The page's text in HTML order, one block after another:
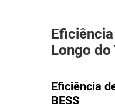
Longo do
Eficiência
BESS